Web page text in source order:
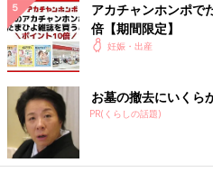
アカチャンホンポで
倍【期間限定】
妊娠・出産
お墓の撤去にいくら
PR(くらしの話題)